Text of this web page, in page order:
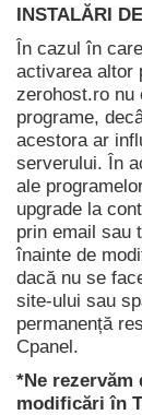
INSTALĂRI
În cazul în
activarea altor
zerohost.ro nu
programe,
acestora ar
serverului. În
ale
upgrade la
prin email sau
înainte de
dacă nu se
site-ului sau
permanență
Cpanel.
*Ne rezervăm
modificări în